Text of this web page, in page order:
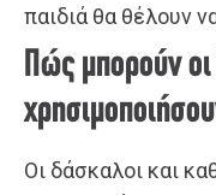
παιδιά θα θέλουν
Πώς μπορούν
Οι δάσκαλοι και